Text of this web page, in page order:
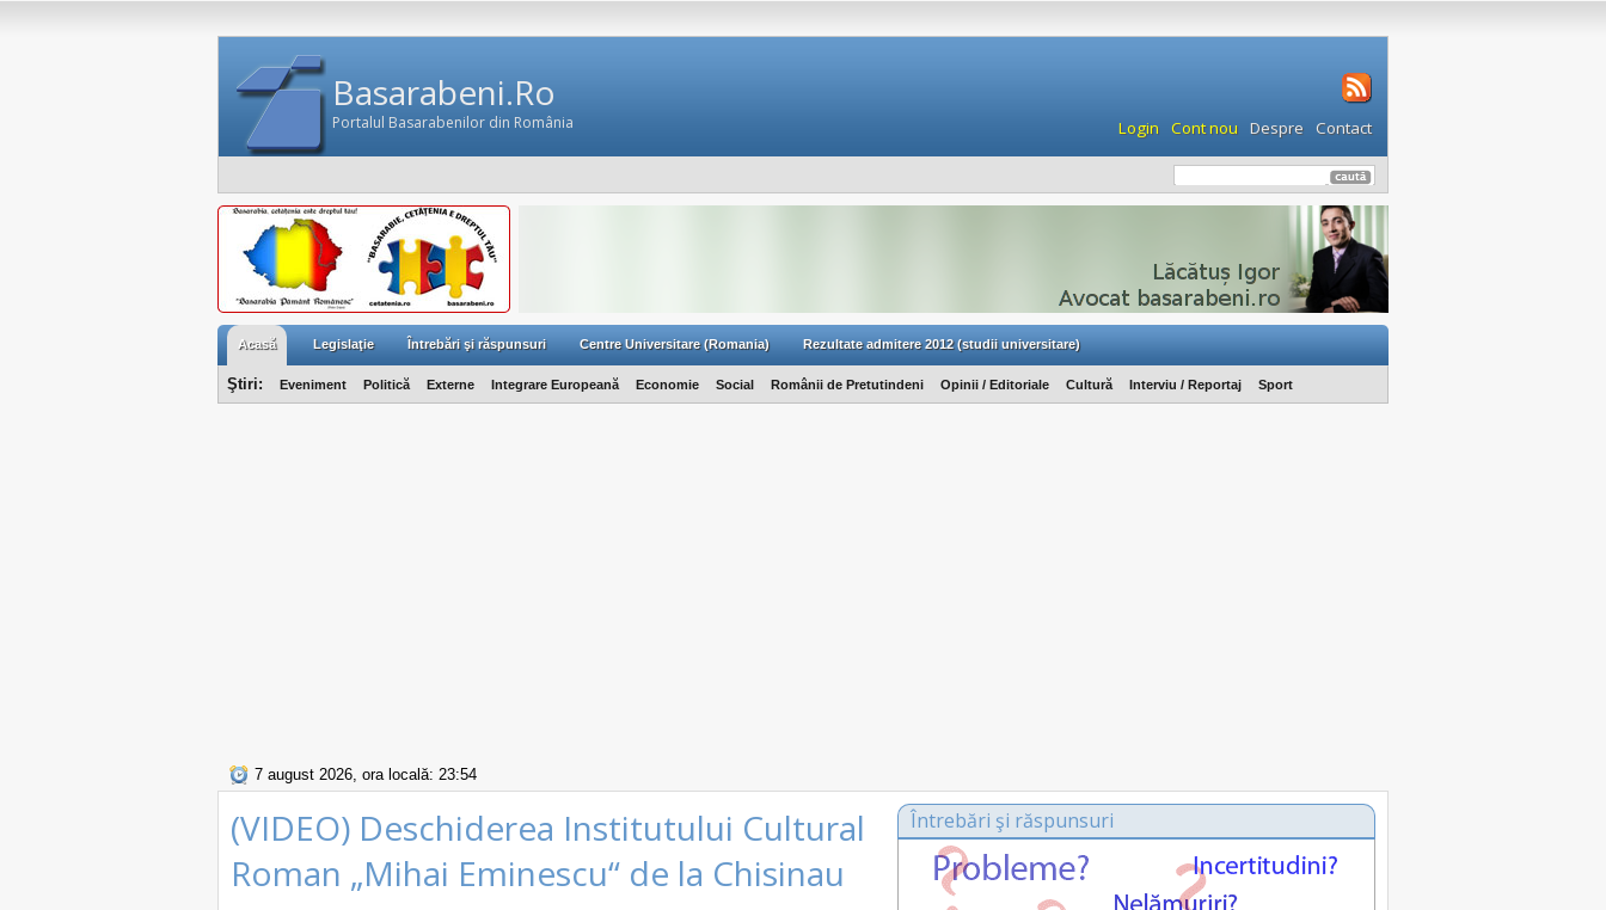
Basarabeni.Ro
Portalul Basarabenilor din România Login Cont nou Despre Contact
Acasă Legislaţie Întrebări şi răspunsuri Centre Universitare (Romania) Rezultate admitere 2012 (studii universitare)
Ştiri: Eveniment Politică Externe Integrare Europeană Economie Social Românii de Pretutindeni Opinii / Editoriale Cultură Interviu / Reportaj Sport
7 august 2026, ora locală: 23:54
(VIDEO) Deschiderea Institutului Cultural
Roman „Mihai Eminescu“ de la Chisinau
Întrebări şi răspunsuri